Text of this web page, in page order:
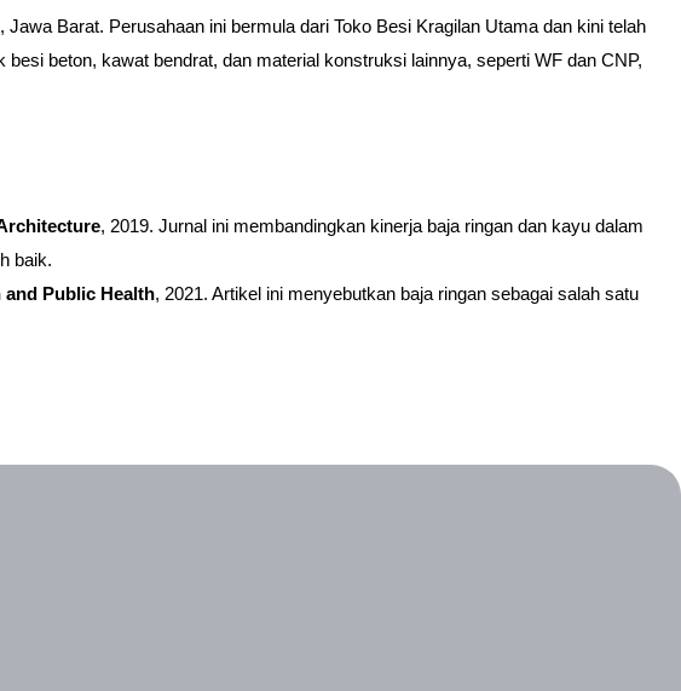
Barat. Perusahaan ini bermula dari Toko Besi Kragilan Utama dan kini telah
beton, kawat bendrat, dan material konstruksi lainnya, seperti WF dan CNP,
, 2019. Jurnal ini membandingkan kinerja baja ringan dan kayu dalam
baik.
Public Health, 2021. Artikel ini menyebutkan baja ringan sebagai salah satu